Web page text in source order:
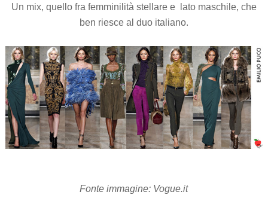
Un mix, quello fra femminilità stellare e lato maschile, che
ben riesce al duo italiano.
Fonte immagine: Vogue.it